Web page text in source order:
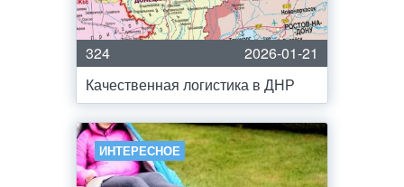
324
2026-01-21
Качественная логистика в ДНР
ИНТЕРЕСНОЕ